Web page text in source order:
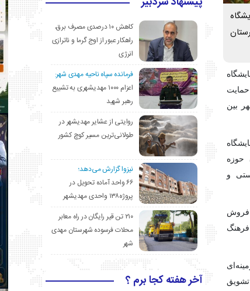
شهر بین
حوزه
و
فروش
کاهش ۱۰ درصدی مصرف برق،
راهکار عبور از اوج گرما و ناترازی
انرژی
فرمانده سپاه ناحیه مهدی شهر:
اعزام ۱۰۰۰ مهدیشهری به تشییع
رهبر شهید
روایتی از عشایر مهدیشهر در
طولانی‌ترین مسیر کوچ کشور
نیزوا گزارش می‌دهد؛
۶۶ واحد آماده تحویل در
پروژه۱۳۸ واحدی مهدیشهر
۲۱۰ تن قیر رایگان در راه معابر
محلات فرسوده شهرستان مهدی
شهر
آخر هفته کجا برم ؟